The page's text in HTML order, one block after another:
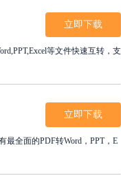
等文件快速互转，支
立即下载
全面的PDF转Word，PPT，E
立即下载